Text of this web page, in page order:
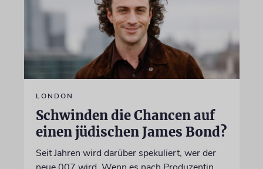
LONDON
Schwinden die Chancen auf
einen jüdischen James Bond?
Seit Jahren wird darüber spekuliert, wer der